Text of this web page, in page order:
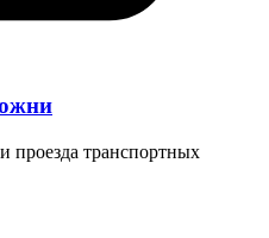
проезда транспортных